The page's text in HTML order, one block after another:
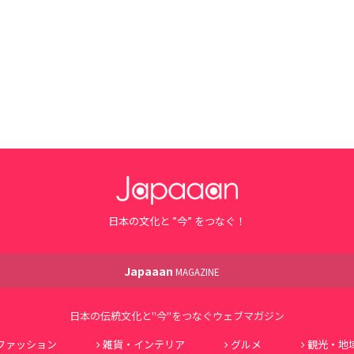
日本の文化と ”今” をつなぐ！
Japaaan MAGAZINE
日本の伝統文化と"今"をつなぐウェブマガジン
ァッション 雑貨・インテリア グルメ 観光・地